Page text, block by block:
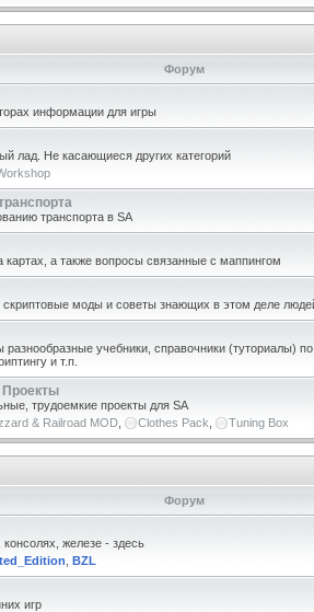
Форум
информации для игры
лад. Не касающиеся других категорий
транспорта в SA
а также вопросы связанные с маппингом
скриптовые моды и советы знающих в этом деле
учебники, справочники (туториалы)
и т.п.
трудоемкие проекты для SA
& Railroad MOD Clothes Pack Tuning Box
Форум
железе - здесь
BZL
игр